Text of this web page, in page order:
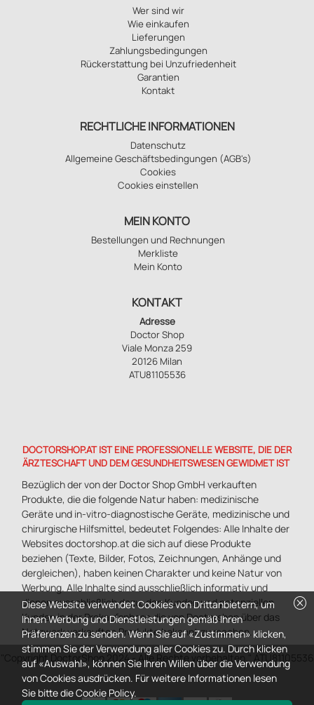
Wer sind wir
Wie einkaufen
Lieferungen
Zahlungsbedingungen
Rückerstattung bei Unzufriedenheit
Garantien
Kontakt
RECHTLICHE INFORMATIONEN
Datenschutz
Allgemeine Geschäftsbedingungen (AGB's)
Cookies
Cookies einstellen
MEIN KONTO
Bestellungen und Rechnungen
Merkliste
Mein Konto
KONTAKT
Adresse
Doctor Shop
Viale Monza 259
20126 Milan
ATU81105536
DOCTORSHOP.AT IST EINE PROFESSIONELLE WEBSITE, DIE DER
ÄRZTESCHAFT UND DEM GESUNDHEITSWESEN GEWIDMET IST
Bezüglich der von der Doctor Shop GmbH verkauften
Produkte, die die folgende Natur haben: medizinische
Geräte und in-vitro-diagnostische Geräte, medizinische und
chirurgische Hilfsmittel, bedeutet Folgendes: Alle Inhalte der
Websites doctorshop.at die sich auf diese Produkte
beziehen (Texte, Bilder, Fotos, Zeichnungen, Anhänge und
dergleichen), haben keinen Charakter und keine Natur von
Werbung. Alle Inhalte sind ausschließlich informativ und
dienen ausschließlich dazu, den Kunden und potenziellen
Kunden in der Prekaufsphase die von Doctorshop über das
Netzwerk verkauften Produkte bekannt zu machen.
"Copyright DoctorShop 2024 - Alle Rechte vorbehalten." ATU81105536
cancel
Diese Website verwendet Cookies von Drittanbietern, um
Ihnen Werbung und Dienstleistungen gemäß Ihren
Präferenzen zu senden. Wenn Sie auf «Zustimmen» klicken,
stimmen Sie der Verwendung aller Cookies zu. Durch klicken
auf «Auswahl», können Sie Ihren Willen über die Verwendung
von Cookies ausdrücken. Für weitere Informationen lesen
Sie bitte die Cookie Policy.